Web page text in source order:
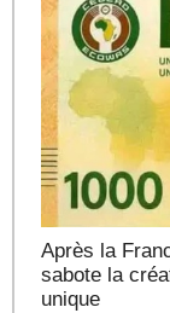
Après la
sabote la
unique